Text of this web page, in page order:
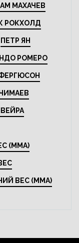
МАХАЧЕВ
РОКХОЛД
ПЕТР ЯН
РОМЕРО
(MMA)
ВЕС (MMA)